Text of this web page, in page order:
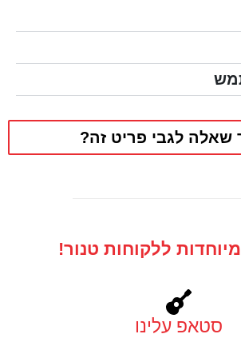
שאלה לגבי פריט זה?
ללקוחות טנור!
סטאפ עלינו